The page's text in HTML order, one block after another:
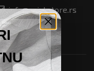
info@snickstore.rs